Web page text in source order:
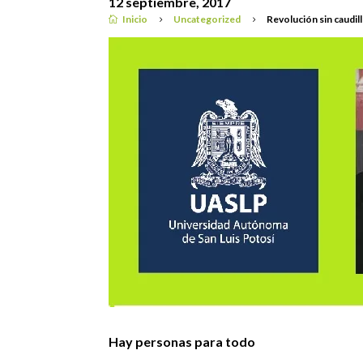
 Inicio 5 Uncategorized 5 Revolución sin
Uncategorized
Hay personas para todo